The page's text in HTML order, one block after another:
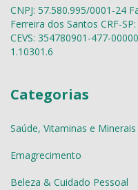
CNPJ: 57.580.995/0001-24
Ferreira dos Santos CRF-
CEVS: 354780901-477-
1.10301.6
Categorias
Saúde, Vitaminas e Minerais
Emagrecimento
Beleza & Cuidado Pessoal